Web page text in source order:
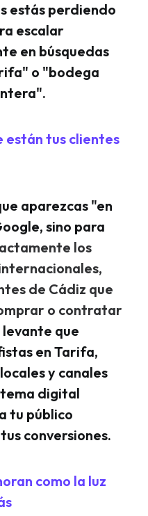
estás perdiendo
escalar
en búsquedas
o "bodega
están tus clientes
aparezcas "en
sino para
los
de Cádiz que
o contratar
levante que
en Tarifa,
y canales
digital
tu público
conversiones.
como la luz